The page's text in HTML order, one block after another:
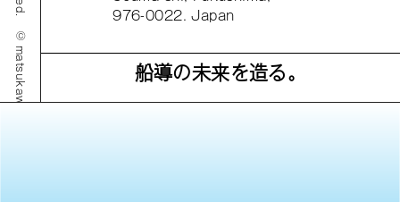
976-0022. Japan
船導の未来を造る。